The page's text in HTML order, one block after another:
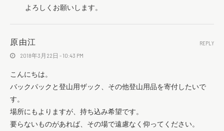
よろしくお願いします。
原由江
2018年3月22日 - 10:43 PM
こんにちは。
バックパックと登山用ザック、その他登山用品を寄付したいで
す。
場所にもよりますが、持ち込み希望です。
要らないものがあれば、その場で遠慮なく仰ってください。
REPLY